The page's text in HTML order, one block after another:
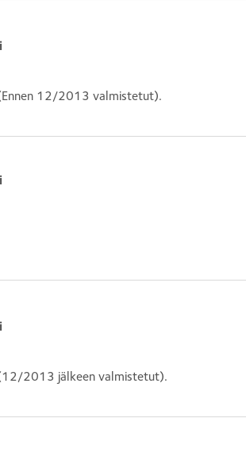
12/2013 valmistetut).
2013 jälkeen valmistetut).